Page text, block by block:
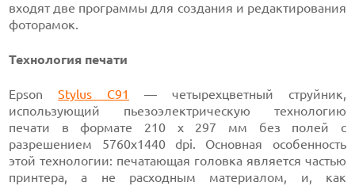
входят две программы для создания и редактирования
фоторамок.
Технология печати
EpsonStylus C91
— четырехцветный струйник,
использующий пьезоэлектрическую технологию
печати в формате 210 x 297 мм без полей с
разрешением 5760х1440 dpi. Основная особенность
этой технологии: печатающая головка является частью
принтера, а не расходным материалом, и, как